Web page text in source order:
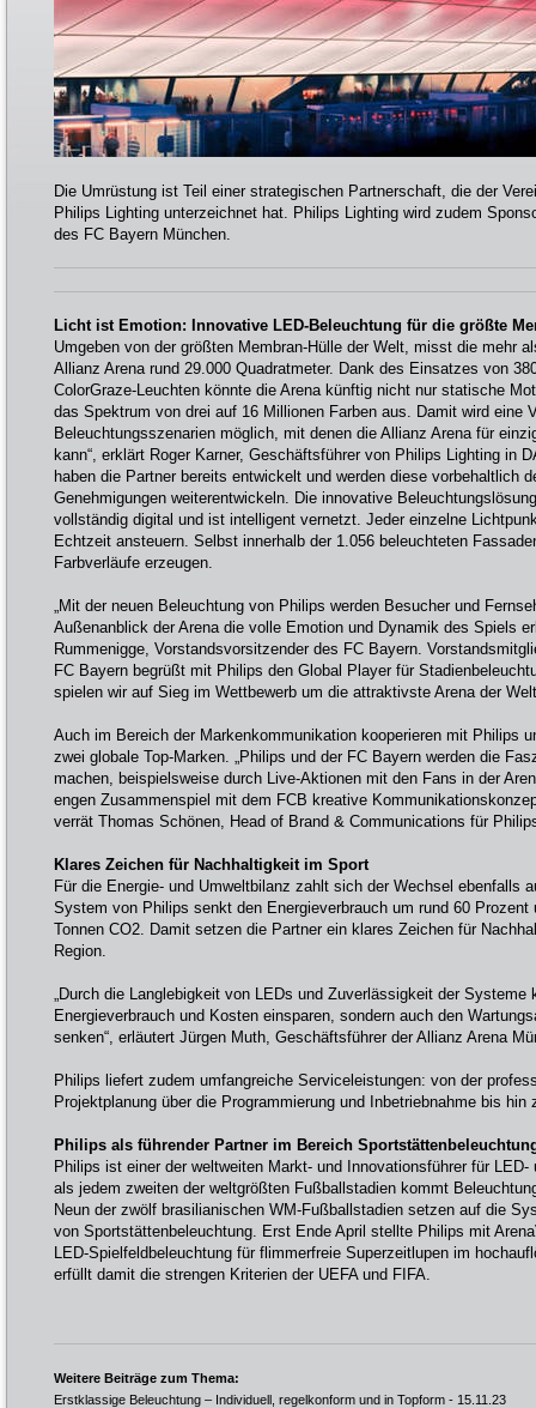
LED Beleuchtung Allianz Arena - Erste Designstudien [Bild: Philips Deutschland
Die Umrüstung ist Teil einer strategischen Partnerschaft, die der
Philips Lighting unterzeichnet hat. Philips Lighting wird zudem
des FC Bayern München.
Licht ist Emotion: Innovative LED-Beleuchtung für die größte
Umgeben von der größten Membran-Hülle der Welt, misst die mehr
Allianz Arena rund 29.000 Quadratmeter. Dank des Einsatzes von
ColorGraze-Leuchten könnte die Arena künftig nicht nur statische
das Spektrum von drei auf 16 Millionen Farben aus. Damit wird eine
Beleuchtungsszenarien möglich, mit denen die Allianz Arena für
kann“, erklärt Roger Karner, Geschäftsführer von Philips Lighting in
haben die Partner bereits entwickelt und werden diese vorbehaltlich
Genehmigungen weiterentwickeln. Die innovative
vollständig digital und ist intelligent vernetzt. Jeder einzelne
Echtzeit ansteuern. Selbst innerhalb der 1.056 beleuchteten
Farbverläufe erzeugen.
„Mit der neuen Beleuchtung von Philips werden Besucher und
Außenanblick der Arena die volle Emotion und Dynamik des Spiels
Rummenigge, Vorstandsvorsitzender des FC Bayern.
FC Bayern begrüßt mit Philips den Global Player für
spielen wir auf Sieg im Wettbewerb um die attraktivste Arena der
Auch im Bereich der Markenkommunikation kooperieren mit Philips
zwei globale Top-Marken. „Philips und der FC Bayern werden die
machen, beispielsweise durch Live-Aktionen mit den Fans in der
engen Zusammenspiel mit dem FCB kreative
verrät Thomas Schönen, Head of Brand & Communications für
Klares Zeichen für Nachhaltigkeit im Sport
Für die Energie- und Umweltbilanz zahlt sich der Wechsel ebenfalls
System von Philips senkt den Energieverbrauch um rund 60 Prozent
Tonnen CO2. Damit setzen die Partner ein klares Zeichen für
Region.
„Durch die Langlebigkeit von LEDs und Zuverlässigkeit der Systeme
Energieverbrauch und Kosten einsparen, sondern auch den
senken“, erläutert Jürgen Muth, Geschäftsführer der Allianz Arena
Philips liefert zudem umfangreiche Serviceleistungen: von der
Projektplanung über die Programmierung und Inbetriebnahme bis hin
Philips als führender Partner im Bereich
Philips ist einer der weltweiten Markt- und Innovationsführer für
als jedem zweiten der weltgrößten Fußballstadien kommt
Neun der zwölf brasilianischen WM-Fußballstadien setzen auf die
von Sportstättenbeleuchtung. Erst Ende April stellte Philips mit
LED-Spielfeldbeleuchtung für flimmerfreie Superzeitlupen im
erfüllt damit die strengen Kriterien der UEFA und FIFA.
Weitere Beiträge zum Thema:
Erstklassige Beleuchtung – Individuell, regelkonform und in Topform - 15.11.23